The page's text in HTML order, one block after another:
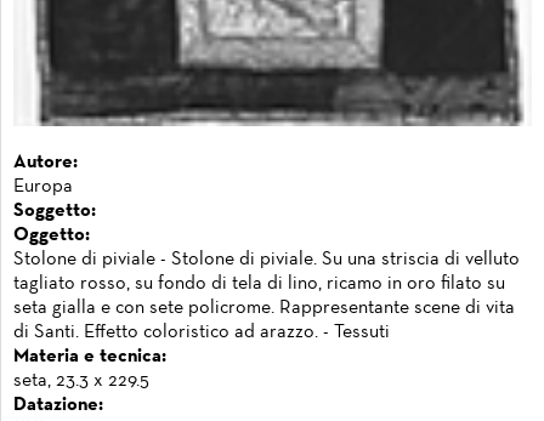
Autore:
Europa
Soggetto:
Oggetto:
Stolone di piviale - Stolone di piviale. Su una striscia di velluto
tagliato rosso, su fondo di tela di lino, ricamo in oro filato su
seta gialla e con sete policrome. Rappresentante scene di vita
di Santi. Effetto coloristico ad arazzo. - Tessuti
Materia e tecnica:
seta, 23.3 x 229.5
Datazione: